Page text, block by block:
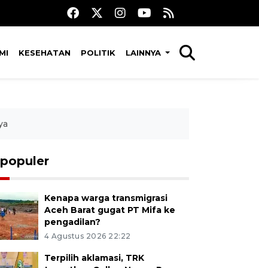
KESEHATAN POLITIK LAINNYA
Kenapa warga transmigrasi
Aceh Barat gugat PT Mifa ke
pengadilan?
4 Agustus 2026 22:22
Terpilih aklamasi, TRK